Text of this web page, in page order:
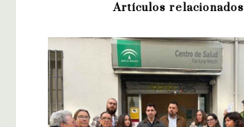
Artículos relacionados